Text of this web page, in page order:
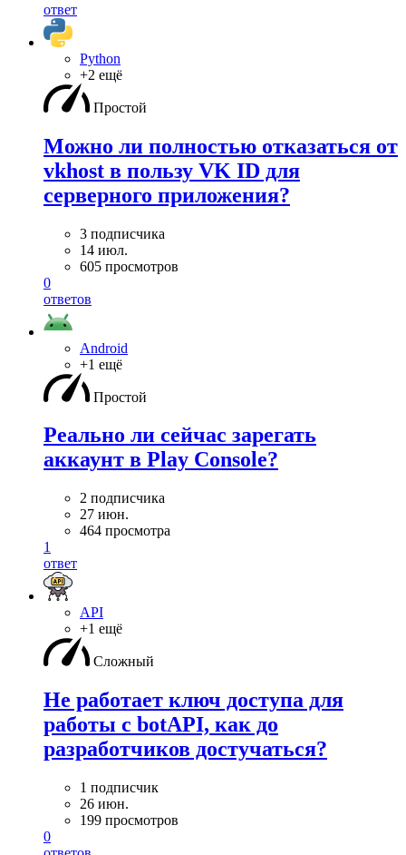
ответ
Python
+2 ещё
Простой
Можно ли полностью отказаться от
vkhost в пользу VK ID для
серверного приложения?
3 подписчика
14 июл.
605 просмотров
0
ответов
Android
+1 ещё
Простой
Реально ли сейчас зарегать
аккаунт в Play Console?
2 подписчика
27 июн.
464 просмотра
1
ответ
API
+1 ещё
Сложный
Не работает ключ доступа для
работы с botAPI, как до
разработчиков достучаться?
1 подписчик
26 июн.
199 просмотров
0